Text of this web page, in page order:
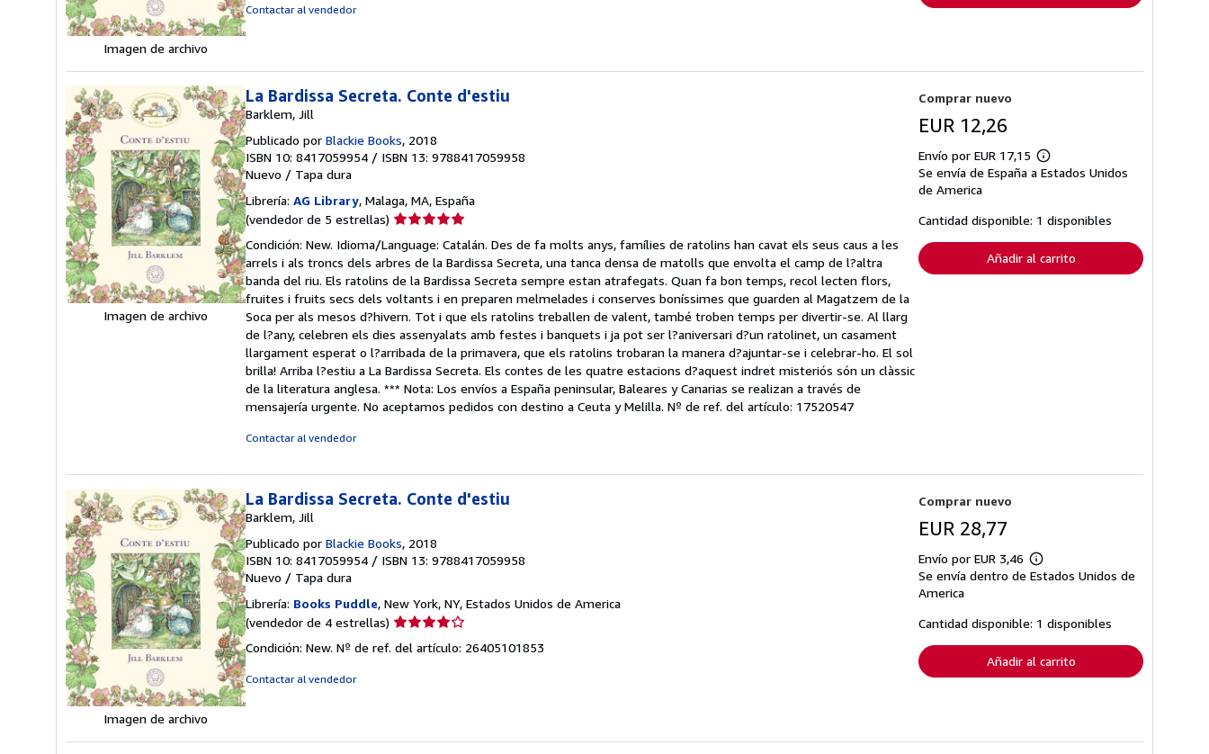
Imagen de archivo
Contactar al vendedor
Imagen de archivo
La Bardissa Secreta. Conte d'estiu
Barklem, Jill
Publicado por Blackie Books, 2018
ISBN 10: 8417059954 / ISBN 13: 9788417059958
Nuevo / Tapa dura
Librería: AG Library, Malaga, MA, España
(vendedor de 5 estrellas) Calificación
vendedor:
5
de
5
estrellas
Condición: New. Idioma/Language: Catalán. Des de fa molts anys, famílies de ratolins han cavat els seus caus a les
arrels i als troncs dels arbres de la Bardissa Secreta, una tanca densa de matolls que envolta el camp de l?altra
banda del riu. Els ratolins de la Bardissa Secreta sempre estan atrafegats. Quan fa bon temps, recol lecten flors,
fruites i fruits secs dels voltants i en preparen melmelades i conserves boníssimes que guarden al Magatzem de la
Soca per als mesos d?hivern. Tot i que els ratolins treballen de valent, també troben temps per divertir-se. Al llarg
de l?any, celebren els dies assenyalats amb festes i banquets i ja pot ser l?aniversari d?un ratolinet, un casament
llargament esperat o l?arribada de la primavera, que els ratolins trobaran la manera d?ajuntar-se i celebrar-ho. El sol
brilla! Arriba l?estiu a La Bardissa Secreta. Els contes de les quatre estacions d?aquest indret misteriós són un clàssic
de la literatura anglesa. *** Nota: Los envíos a España peninsular, Baleares y Canarias se realizan a través de
mensajería urgente. No aceptamos pedidos con destino a Ceuta y Melilla. Nº de ref. del artículo: 17520547
Contactar al vendedor
Comprar nuevo
EUR 12,26
Envío por EUR 17,15
Más
información
tarifas
de
envío
Se envía de España a Estados Unidos
de America
Cantidad disponible: 1 disponibles
Añadir al carrito
Imagen de archivo
La Bardissa Secreta. Conte d'estiu
Barklem, Jill
Publicado por Blackie Books, 2018
ISBN 10: 8417059954 / ISBN 13: 9788417059958
Nuevo / Tapa dura
Librería: Books Puddle, New York, NY, Estados Unidos de America
(vendedor de 4 estrellas) Calificación
vendedor:
Condición: New. Nº de ref. del artículo: 26405101853
Contactar al vendedor
Comprar nuevo
EUR 28,77
Envío por EUR 3,46
Más
información
tarifas
de
envío
Se envía dentro de Estados Unidos de
America
Cantidad disponible: 1 disponibles
Añadir al carrito